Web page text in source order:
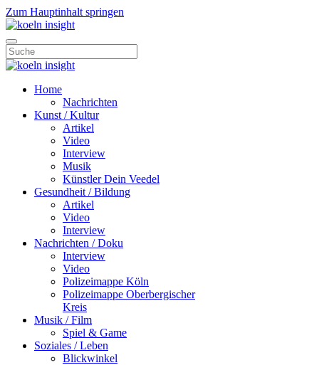
Zum Hauptinhalt springen
Home
Nachrichten
Kunst / Kultur
Artikel
Video
Interview
Musik
Künstler Dein Veedel
Gesundheit / Bildung
Artikel
Video
Interview
Nachrichten / Doku
Interview
Video
Polizeimappe Köln
Polizeimappe Oberbergischer
Kreis
Musik / Film
Spiel & Game
Soziales / Leben
Blickwinkel